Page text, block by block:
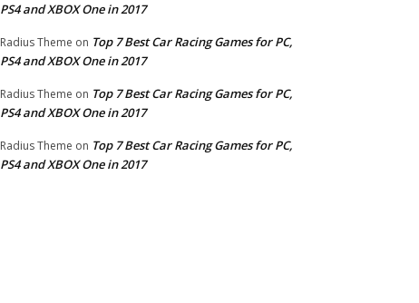
PS4 and XBOX One in 2017
Radius Theme on Top 7 Best Car Racing Games for PC,
PS4 and XBOX One in 2017
Radius Theme on Top 7 Best Car Racing Games for PC,
PS4 and XBOX One in 2017
Radius Theme on Top 7 Best Car Racing Games for PC,
PS4 and XBOX One in 2017